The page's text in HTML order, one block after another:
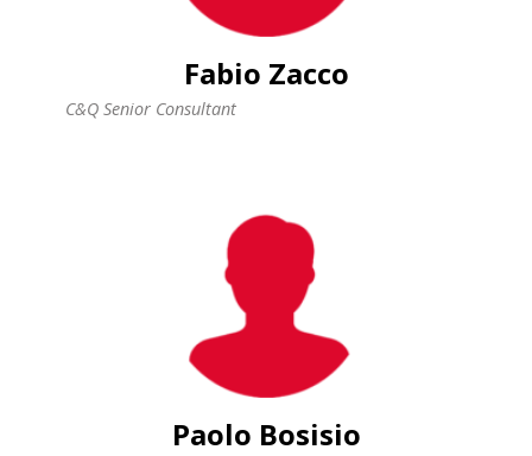
Fabio Zacco
C&Q Senior Consultant
Paolo Bosisio